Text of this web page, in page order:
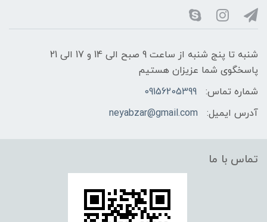
شنبه تا پنج شنبه از ساعت 9 صبح الی 14 و 17 الی 21
پاسخگوی شما عزیزان هستیم
شماره تماس:
09156205399
آدرس ایمیل:
neyabzar@gmail.com
تماس با ما